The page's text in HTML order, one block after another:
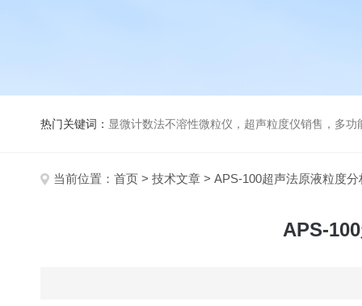
热门关键词： 显微计数法不溶性微粒仪，超声粒度仪销售，多功能超声粒度分析仪，粒度及
当前位置： 首页 > 技术文章 > APS-100超声法原液粒度
APS-